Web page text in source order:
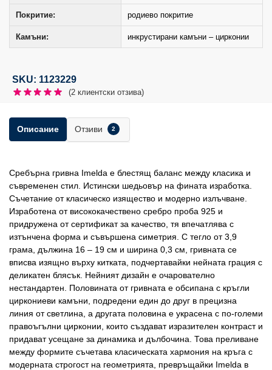
Покритие: родиево покритие
Камъни: инкрустирани камъни – цирконии
SKU: 1123229
(2 клиентски отзива)
Описание Отзиви 2
Сребърна гривна Imelda е блестящ баланс между класика и
съвременен стил. Истински шедьовър на фината изработка.
Съчетание от класическо изящество и модерно излъчване.
Изработена от висококачествено сребро проба 925 и
придружена от сертификат за качество, тя впечатлява с
изтънчена форма и съвършена симетрия. С тегло от 3,9
грама, дължина 16 – 19 см и ширина 0,3 см, гривната се
вписва изящно върху китката, подчертавайки нейната грация с
деликатен блясък. Нейният дизайн е очарователно
нестандартен. Половината от гривната е обсипана с кръгли
циркониеви камъни, подредени един до друг в прецизна
линия от светлина, а другата половина е украсена с по-големи
правоъгълни цирконии, които създават изразителен контраст и
придават усещане за динамика и дълбочина. Това преливане
между формите съчетава класическата хармония на кръга с
модерната строгост на геометрията, превръщайки Imelda в